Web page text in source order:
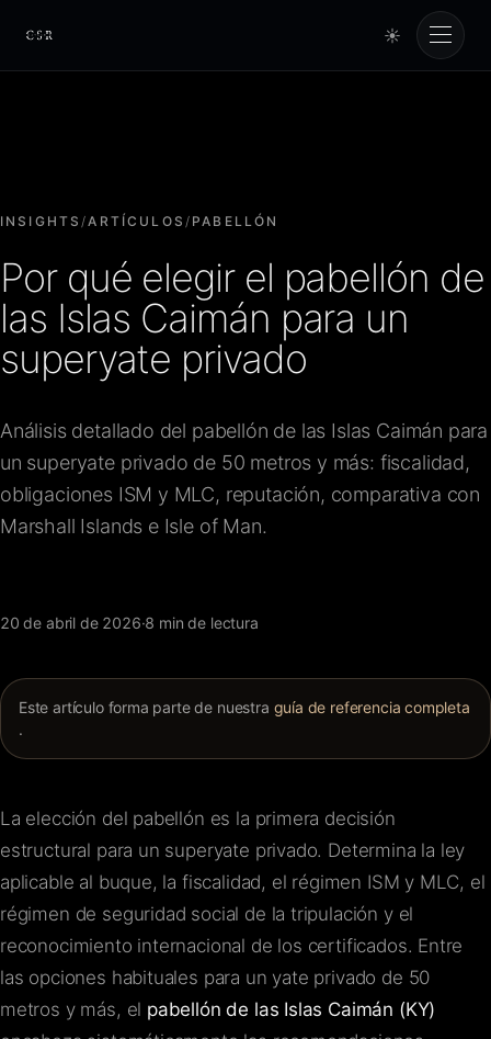
Cursorio
☀
Cursorio Manager
Herramientas
Insights
Nosotros
FAQ
INSIGHTS/ARTÍCULOS / PABELLÓN
Por qué elegir el pabellón de
las Islas Caimán para un
superyate privado
Análisis detallado del pabellón de las Islas Caimán para
un superyate privado de 50 metros y más: fiscalidad,
obligaciones ISM y MLC, reputación, comparativa con
Marshall Islands e Isle of Man.
20 de abril de 2026·8 min de lectura
Este artículo forma parte de nuestra guía de referencia completa
.
La elección del pabellón es la primera decisión
estructural para un superyate privado. Determina la ley
aplicable al buque, la fiscalidad, el régimen ISM y MLC, el
régimen de seguridad social de la tripulación y el
reconocimiento internacional de los certificados. Entre
las opciones habituales para un yate privado de 50
metros y más, el pabellón de las Islas Caimán (KY)